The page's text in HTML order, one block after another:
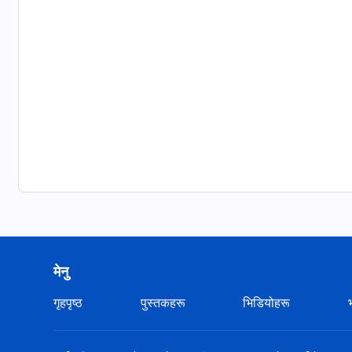
मेनु
गृहपृष्ठ पुस्तकहरू भिडियोहरू